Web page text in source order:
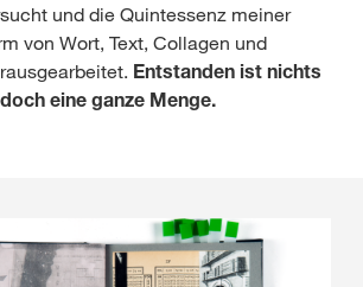
und die Quintessenz meiner
von Wort, Text, Collagen und
Entstanden ist nichts
eine ganze Menge.